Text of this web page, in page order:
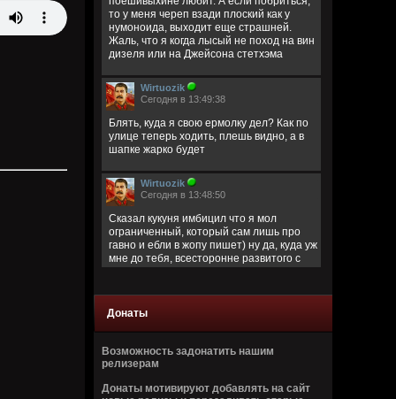
то у меня череп взади плоский как у
нумоноида, выходит еще страшней.
Жаль, что я когда лысый не поход на вин
дизеля или на Джейсона стетхэма
Wirtuozik
Сегодня в 13:49:38
Блять, куда я свою ермолку дел? Как по
улице теперь ходить, плешь видно, а в
шапке жарко будет
Wirtuozik
Сегодня в 13:48:50
Сказал кукуня имбицил что я мол
ограниченный, который сам лишь про
гавно и ебли в жопу пишет) ну да, куда уж
мне до тебя, всесторонне развитого с
Сегодня в 13:40:45
за запрещено цитировать что ли
ограниченый долбаеб просто, заебал
этим, давай там ещё про школьниц
Донаты
Возможность задонатить нашим
релизерам
Донаты мотивируют добавлять на сайт